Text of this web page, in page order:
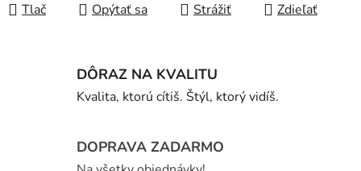
Tlač Opýtať sa Strážiť Zdieľať
DÔRAZ NA KVALITU
Kvalita, ktorú cítiš. Štýl, ktorý vidíš.
DOPRAVA ZADARMO